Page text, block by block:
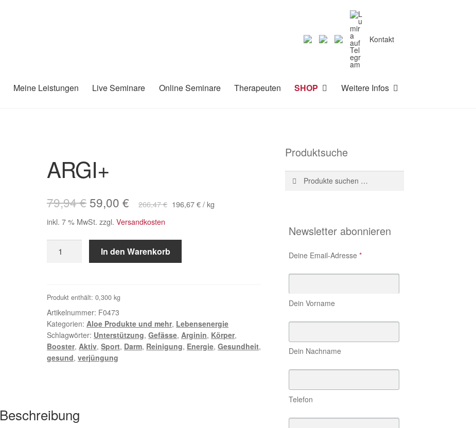
Kontakt
Meine Leistungen Live Seminare Online Seminare Therapeuten SHOP Weitere Infos
ARGI+
79,94€ Ursprünglicher
Preis
war:
79,94 €
59,00€ Aktueller
Preis
ist:
59,00 €.
266,47€ 196,67€/kg
inkl. 7 % MwSt. zzgl.Versandkosten
Menge
In den Warenkorb
Produkt enthält: 0,300kg
Artikelnummer: F0473
Kategorien: Aloe Produkte und mehr, Lebensenergie
Schlagwörter: Unterstützung,Gefässe, Arginin, Körper,
Booster, Aktiv,Sport, Darm, Reinigung, Energie,Gesundheit,
gesund,verjüngung
Beschreibung
Produktsuche
Suche
nach:
Suchen
Newsletter abonnieren
Deine Email-Adresse *
Dein Vorname
Dein Nachname
Telefon